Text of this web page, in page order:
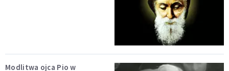
Modlitwa ojca Pio w